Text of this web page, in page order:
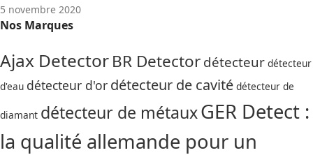
5 novembre 2020
Nos Marques
Ajax DetectorBR Detectordétecteur détecteur
d'eau détecteur d'or détecteur de cavité détecteur de
diamant détecteur de métauxGER Detect :
la qualité allemande pour un